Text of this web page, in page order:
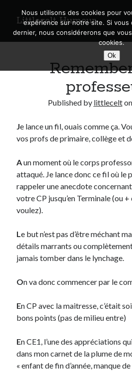
Littlecelt Humeur
Sidebar
Derniers articles
Explorez les Chemins Enchantés à Vélo :
Lyon !
Quel Lyonnais es-tu, Renaud Ducher ?
A quand une véritable place pour le vélo à
Lyon ?
Comment je vis ma vie sur un vélo
Derniers Commentaires
JF
C’était pas mieux avant… à Lyon
Anthony
Comment j’ai opéré ma
Renaud Ducherdans
Comment j’ai opéré
personnelle
Commentaires récents
Published by littlecelton
Je lance un fil, ouais comme ça.
vos profs de primaire, collège et
Aun moment où le corps
attaqué. Je lance donc ce fil où le
rappeler une anecdote
votre CP jusqu’en Terminale (ou +
voulez).
Le but n’est pas d’être méchant
détails marrants ou
jamais tomber dans le lynchage.
On va donc commencer par le
En CP avec la maitresse, c’était
bons points (pas de milieu entre)
En CE1, l’une des appréciations
dans mon carnet de la plume de
« enfant de fin d’année, manque
Nous utilisons des cookies pour
expérience sur notre site. Si vous
dernier, nous considérerons que
cookies.
Ok